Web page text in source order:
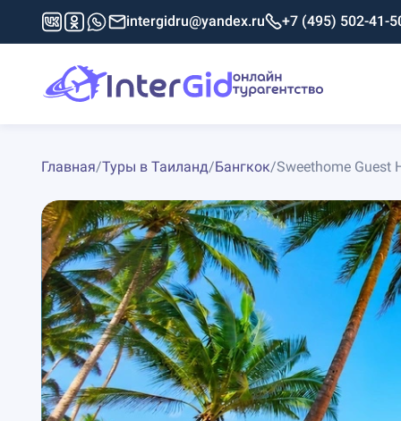
intergidru@yandex.ru +7 (495) 502-41-
Главная/Туры в Таиланд/Бангкок/Sweethome Guest